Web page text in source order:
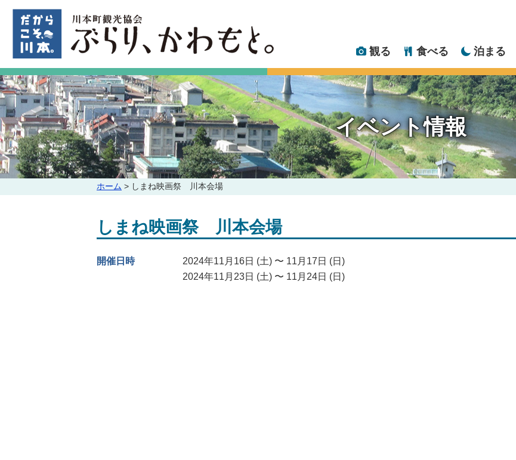
観る 食べる 泊まる
イベント情報
こ
ー
ジ
位
ホーム > しまね映画祭 川本会場
しまね映画祭 川本会場
開催日時
2024年11月16日 (土) 〜 11月17日 (日)
2024年11月23日 (土) 〜 11月24日 (日)